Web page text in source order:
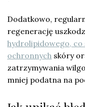
Dodatkowo,
regenerację
hydrolipidowego,
ochronnych skóry
zatrzymywania
mniej podatna na